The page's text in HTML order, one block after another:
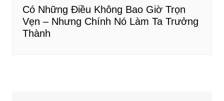
Có Những Điều Không Bao Giờ Trọn
Vẹn – Nhưng Chính Nó Làm Ta Trưởng
Thành